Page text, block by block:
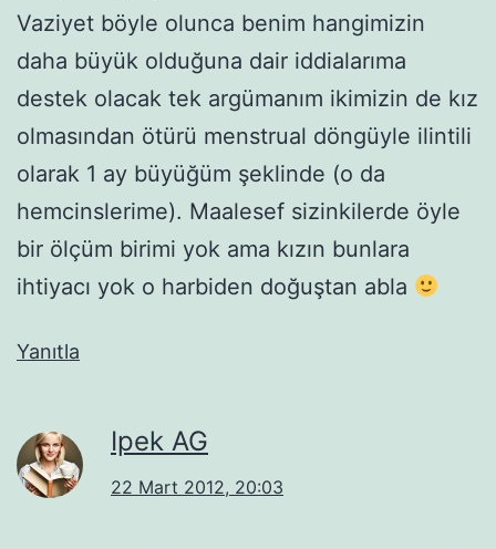
Vaziyet böyle olunca benim hangimizin
daha büyük olduğuna dair iddialarıma
destek olacak tek argümanım ikimizin de kız
olmasından ötürü menstrual döngüyle ilintili
olarak 1 ay büyüğüm şeklinde (o da
hemcinslerime). Maalesef sizinkilerde öyle
bir ölçüm birimi yok ama kızın bunlara
ihtiyacı yok o harbiden doğuştan abla
Yanıtla
Ipek AG
22 Mart 2012, 20:03